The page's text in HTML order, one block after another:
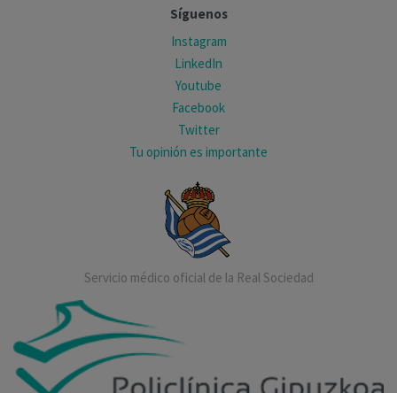
Síguenos
Instagram
LinkedIn
Youtube
Facebook
Twitter
Tu opinión es importante
Servicio médico oficial de la Real Sociedad